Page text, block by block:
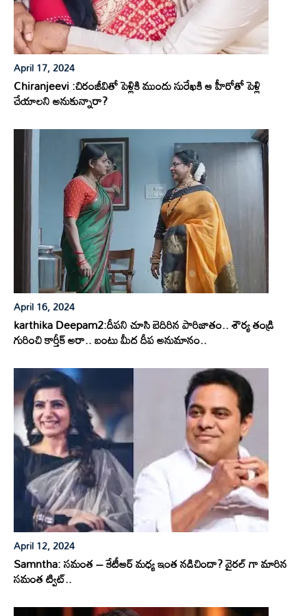
April 17, 2024
Chiranjeevi :చిరంజీవితో పెళ్లికి ముందు సురేఖకి ఆ హీరోతో పెళ్లి
చేయాలని అనుకున్నారా?
April 16, 2024
karthika Deepam2:దీపని చూసి బెదిరిన పారిజాతం.. శౌర్య తండ్రి
గురించి కార్తీక్ అరా.. బంటు మీద దీప అనుమానం..
April 12, 2024
Samntha: సమంత – కేటీఆర్ మధ్య ఇంత నడిచిందా? వైరల్ గా మారిన
సమంత ట్విట్..